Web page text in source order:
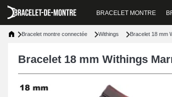
BRACELET MONTRE
Bracelet montre connectée Withings Bracelet 18 mm
Bracelet 18 mm Withings